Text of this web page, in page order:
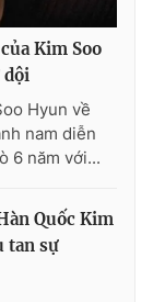
Kim Soo
Hyun về
nam diễn
6 năm với...
Quốc Kim
tan sự